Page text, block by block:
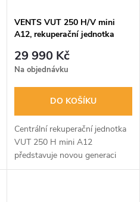
VENTS VUT 250 H/V mini
A12, rekuperační jednotka
29 990 Kč
Na objednávku
DO KOŠÍKU
Centrální rekuperační jednotka
VUT 250 H mini A12
představuje novou generaci
rekuperačních a ventilačních